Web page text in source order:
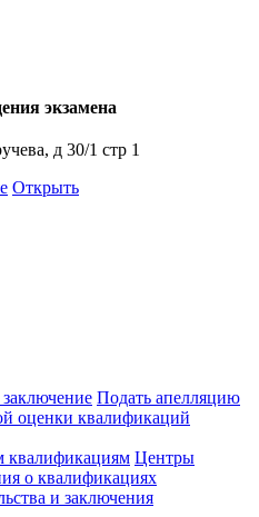
экзамена
д 30/1 стр 1
Открыть
Подать апелляцию
оценки квалификаций
квалификациям Центры
о квалификациях
и заключения